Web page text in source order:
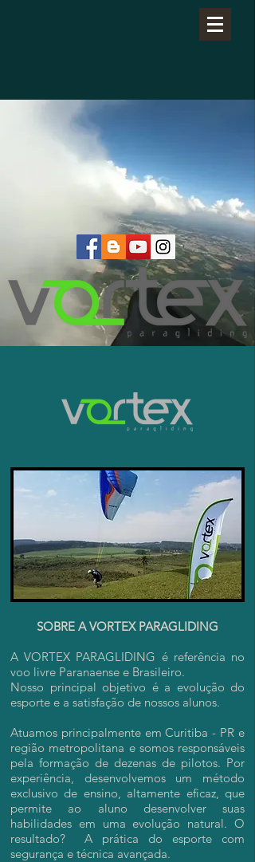
SOBRE A VORTEX PARAGLIDING
A VORTEX PARAGLIDING é referência no
voo livre Paranaense e Brasileiro.
Nosso principal objetivo é a evolução do
esporte e a satisfação de nossos alunos.
Atuamos principalmente em Curitiba - PR e
região metropolitana e somos responsáveis
pela formação de dezenas de pilotos. Por
experiência, desenvolvemos um método
exclusivo de ensino, altamente eficaz, que
permite ao aluno desenvolver suas
habilidades em uma evolução natural. O
resultado? A prática do esporte com
segurança e técnica avançada.